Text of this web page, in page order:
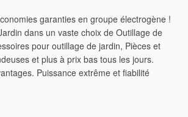
garanties en groupe électrogène !
dans un vaste choix de Outillage de
pour outillage de jardin, Pièces et
et plus à prix bas tous les jours.
Puissance extrême et fiabilité